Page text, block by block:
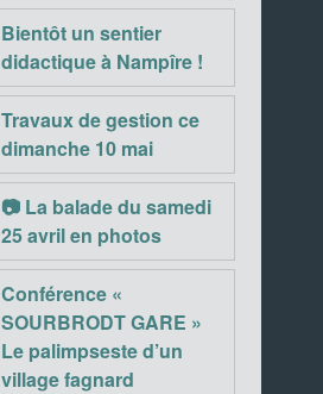
Bientôt un sentier
didactique à Nampîre !
Travaux de gestion ce
dimanche 10 mai
📷 La balade du samedi
25 avril en photos
Conférence «
SOURBRODT GARE »
Le palimpseste d’un
village fagnard